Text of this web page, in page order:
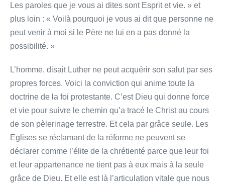
Les paroles que je vous ai dites sont Esprit et vie. » et
plus loin : « Voilà pourquoi je vous ai dit que personne ne
peut venir à moi si le Père ne lui en a pas donné la
possibilité. »
L’homme, disait Luther ne peut acquérir son salut par ses
propres forces. Voici la conviction qui anime toute la
doctrine de la foi protestante. C’est Dieu qui donne force
et vie pour suivre le chemin qu’a tracé le Christ au cours
de son pèlerinage terrestre. Et cela par grâce seule. Les
Eglises se réclamant de la réforme ne peuvent se
déclarer comme l’élite de la chrétienté parce que leur foi
et leur appartenance ne tient pas à eux mais à la seule
grâce de Dieu. Et elle est là l’articulation vitale que nous